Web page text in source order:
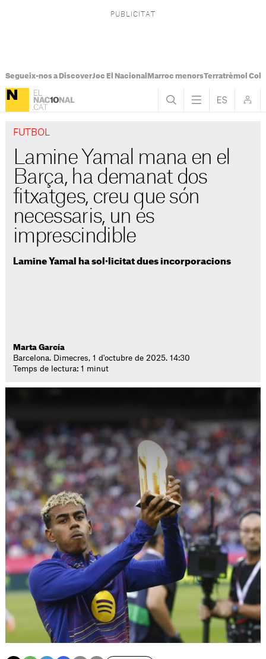
Segueix-nos a DiscoverJoc El Nacional Marroc menorsTerratrèmol
FUTBOL
Lamine Yamal mana en el
Barça, ha demanat dos
fitxatges, creu que són
necessaris, un és
imprescindible
Lamine Yamal ha sol·licitat dues incorporacions
Marta García
Barcelona. Dimecres, 1 d'octubre de 2025. 14:30
Temps de lectura: 1 minut